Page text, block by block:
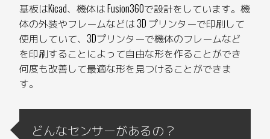
基板はKicad、機体は Fusion360で設計をしています。機
体の外装やフレームなどは 3D プリンターで印刷して
使用していて、3Dプリンターで機体のフレームなど
を印刷することによって自由な形を作ることができ
何度も改善して最適な形を見つけることができま
す。
どんなセンサーがあるの？